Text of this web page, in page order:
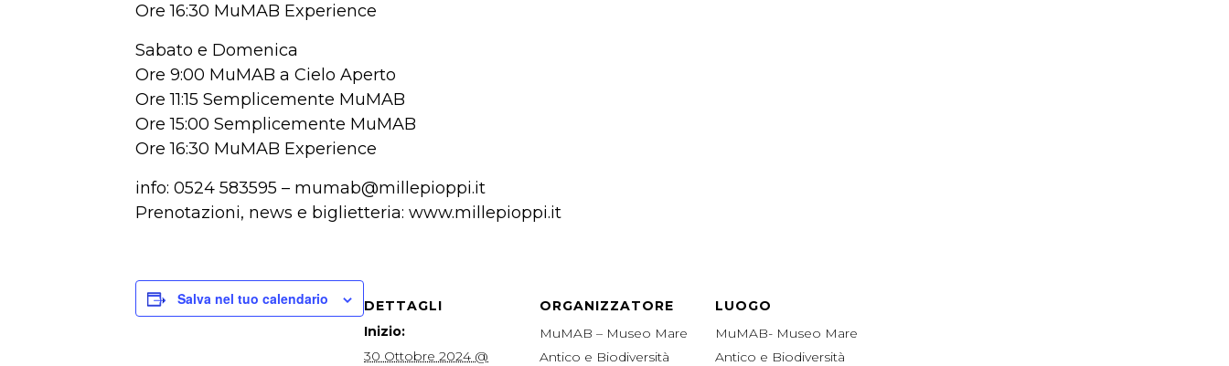
Ore 16:30 MuMAB Experience
Sabato e Domenica
Ore 9:00 MuMAB a Cielo Aperto
Ore 11:15 Semplicemente MuMAB
Ore 15:00 Semplicemente MuMAB
Ore 16:30 MuMAB Experience
info: 0524 583595 – mumab@millepioppi.it
Prenotazioni, news e biglietteria: www.millepioppi.it
Salva nel tuo calendario
DETTAGLI
Inizio:
30 Ottobre 2024 @
ORGANIZZATORE
MuMAB – Museo Mare
Antico e Biodiversità
LUOGO
MuMAB- Museo Mare
Antico e Biodiversità